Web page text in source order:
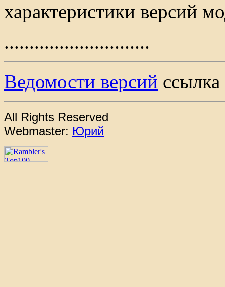
характеристики версий
.............................
Ведомости версий ссылка
All Rights Reserved
Webmaster: Юрий